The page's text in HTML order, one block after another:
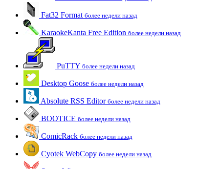
Fat32 Format более недели назад
KaraokeKanta Free Edition более недели назад
PuTTY более недели назад
Desktop Goose более недели назад
Absolute RSS Editor более недели назад
BOOTICE более недели назад
ComicRack более недели назад
Cyotek WebCopy более недели назад